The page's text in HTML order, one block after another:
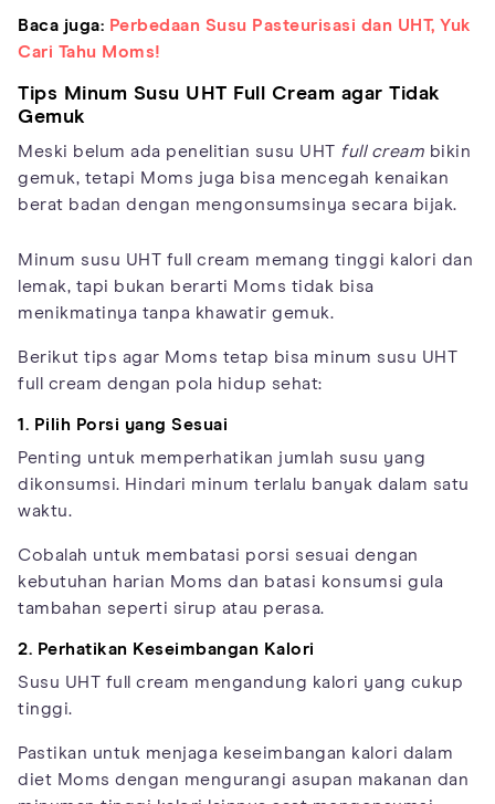
Baca juga: Perbedaan Susu Pasteurisasi dan UHT, Yuk
Cari Tahu Moms!
Tips Minum Susu UHT Full Cream agar Tidak
Gemuk
Meski belum ada penelitian susu UHT full cream bikin
gemuk, tetapi Moms juga bisa mencegah kenaikan
berat badan dengan mengonsumsinya secara bijak.
Minum susu UHT full cream memang tinggi kalori dan
lemak, tapi bukan berarti Moms tidak bisa
menikmatinya tanpa khawatir gemuk.
Berikut tips agar Moms tetap bisa minum susu UHT
full cream dengan pola hidup sehat:
1. Pilih Porsi yang Sesuai
Penting untuk memperhatikan jumlah susu yang
dikonsumsi. Hindari minum terlalu banyak dalam satu
waktu.
Cobalah untuk membatasi porsi sesuai dengan
kebutuhan harian Moms dan batasi konsumsi gula
tambahan seperti sirup atau perasa.
2. Perhatikan Keseimbangan Kalori
Susu UHT full cream mengandung kalori yang cukup
tinggi.
Pastikan untuk menjaga keseimbangan kalori dalam
diet Moms dengan mengurangi asupan makanan dan